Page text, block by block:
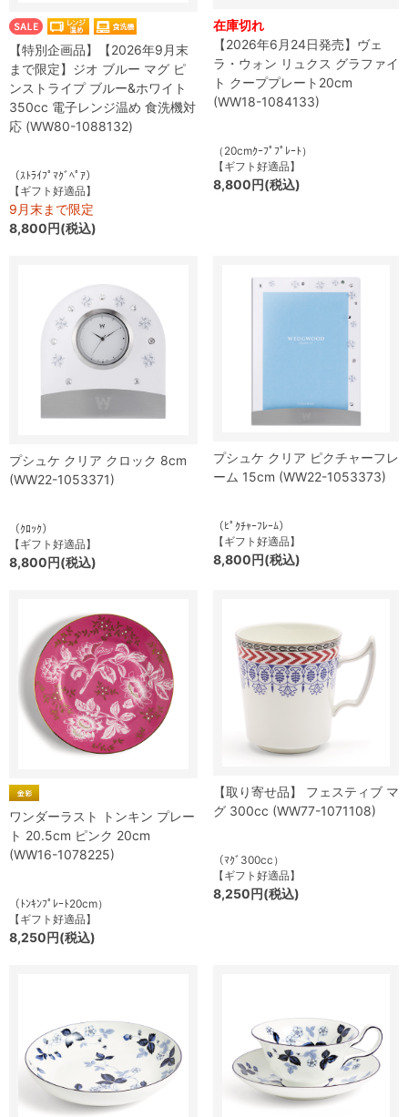
【特別企画品】【2026年9月末
まで限定】ジオ ブルー マグ ピ
ンストライプ ブルー&ホワイト
350cc 電子レンジ温め 食洗機対
応 (WW80-1088132)
（ｽﾄﾗｲﾌﾟﾏｸﾞﾍﾟｱ）
【ギフト好適品】
9月末まで限定
8,800円(税込)
在庫切れ
【2026年6月24日発売】ヴェ
ラ・ウォン リュクス グラファイ
ト クーププレート20cm
(WW18-1084133)
（20cmｸｰﾌﾟﾌﾟﾚｰﾄ）
【ギフト好適品】
8,800円(税込)
プシュケ クリア クロック 8cm
(WW22-1053371)
（ｸﾛｯｸ）
【ギフト好適品】
8,800円(税込)
プシュケ クリア ピクチャーフレ
ーム 15cm (WW22-1053373)
（ﾋﾟｸﾁｬｰﾌﾚｰﾑ）
【ギフト好適品】
8,800円(税込)
ワンダーラスト トンキン プレー
ト 20.5cm ピンク 20cm
(WW16-1078225)
（ﾄﾝｷﾝﾌﾟﾚｰﾄ20cm）
【ギフト好適品】
8,250円(税込)
【取り寄せ品】 フェスティブ マ
グ 300cc (WW77-1071108)
（ﾏｸﾞ300cc）
【ギフト好適品】
8,250円(税込)